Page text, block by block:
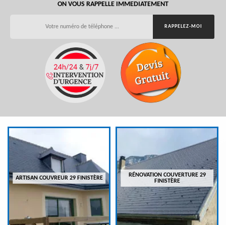
ON VOUS RAPPELLE IMMEDIATEMENT
ARTISAN COUVREUR 29 FINISTÈRE
RÉNOVATION COUVERTURE 29
FINISTÈRE